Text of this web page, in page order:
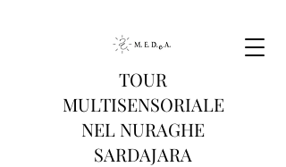
TOUR
MULTISENSORIALE
NEL NURAGHE
SARDAJARA